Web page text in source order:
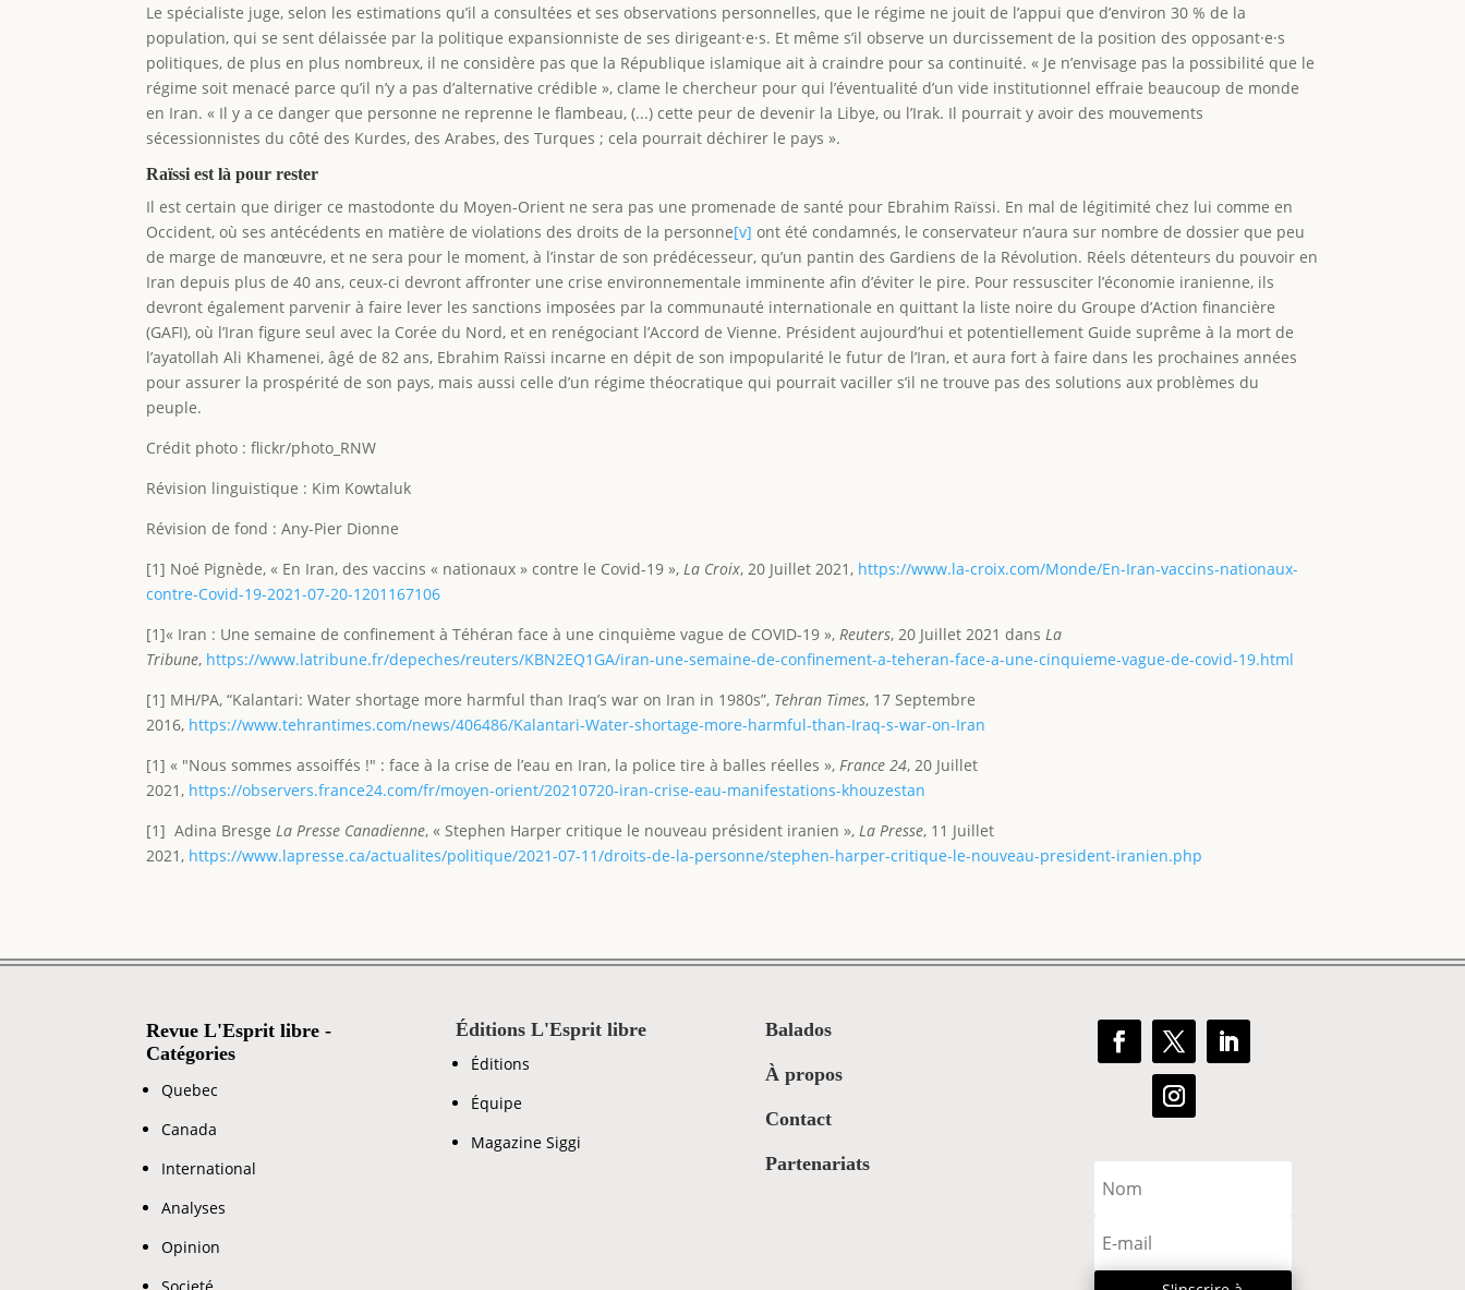
Le spécialiste juge, selon les estimations qu’il a consultées et ses observations personnelles, que le régime ne jouit de l’appui que d’environ 30 % de la
population, qui se sent délaissée par la politique expansionniste de ses dirigeant·e·s. Et même s’il observe un durcissement de la position des opposant·e·s
politiques, de plus en plus nombreux, il ne considère pas que la République islamique ait à craindre pour sa continuité. « Je n’envisage pas la possibilité que le
régime soit menacé parce qu’il n’y a pas d’alternative crédible », clame le chercheur pour qui l’éventualité d’un vide institutionnel effraie beaucoup de monde
en Iran. « Il y a ce danger que personne ne reprenne le flambeau, (...) cette peur de devenir la Libye, ou l’Irak. Il pourrait y avoir des mouvements
sécessionnistes du côté des Kurdes, des Arabes, des Turques ; cela pourrait déchirer le pays ».
Raïssi est là pour rester
Il est certain que diriger ce mastodonte du Moyen-Orient ne sera pas une promenade de santé pour Ebrahim Raïssi. En mal de légitimité chez lui comme en
Occident, où ses antécédents en matière de violations des droits de la personne[v] ont été condamnés, le conservateur n’aura sur nombre de dossier que peu
de marge de manœuvre, et ne sera pour le moment, à l’instar de son prédécesseur, qu’un pantin des Gardiens de la Révolution. Réels détenteurs du pouvoir en
Iran depuis plus de 40 ans, ceux-ci devront affronter une crise environnementale imminente afin d’éviter le pire. Pour ressusciter l’économie iranienne, ils
devront également parvenir à faire lever les sanctions imposées par la communauté internationale en quittant la liste noire du Groupe d’Action financière
(GAFI), où l’Iran figure seul avec la Corée du Nord, et en renégociant l’Accord de Vienne. Président aujourd’hui et potentiellement Guide suprême à la mort de
l’ayatollah Ali Khamenei, âgé de 82 ans, Ebrahim Raïssi incarne en dépit de son impopularité le futur de l’Iran, et aura fort à faire dans les prochaines années
pour assurer la prospérité de son pays, mais aussi celle d’un régime théocratique qui pourrait vaciller s’il ne trouve pas des solutions aux problèmes du
peuple.
Crédit photo : flickr/photo_RNW
Révision linguistique : Kim Kowtaluk
Révision de fond : Any-Pier Dionne
[1] Noé Pignède, « En Iran, des vaccins « nationaux » contre le Covid-19 », La Croix, 20 Juillet 2021, https://www.la-croix.com/Monde/En-Iran-vaccins-nationaux-
contre-Covid-19-2021-07-20-1201167106
[1]« Iran : Une semaine de confinement à Téhéran face à une cinquième vague de COVID-19 », Reuters, 20 Juillet 2021 dans La
Tribune, https://www.latribune.fr/depeches/reuters/KBN2EQ1GA/iran-une-semaine-de-confinement-a-teheran-face-a-une-cinquieme-vague-de-covid-19.html
[1] MH/PA, “Kalantari: Water shortage more harmful than Iraq’s war on Iran in 1980s”, Tehran Times, 17 Septembre
2016, https://www.tehrantimes.com/news/406486/Kalantari-Water-shortage-more-harmful-than-Iraq-s-war-on-Iran
[1] « "Nous sommes assoiffés !" : face à la crise de l’eau en Iran, la police tire à balles réelles », France 24, 20 Juillet
2021, https://observers.france24.com/fr/moyen-orient/20210720-iran-crise-eau-manifestations-khouzestan
[1] Adina Bresge La Presse Canadienne, « Stephen Harper critique le nouveau président iranien », La Presse, 11 Juillet
2021, https://www.lapresse.ca/actualites/politique/2021-07-11/droits-de-la-personne/stephen-harper-critique-le-nouveau-president-iranien.php
Revue L'Esprit libre -
Catégories
Quebec
Canada
International
Analyses
Opinion
Societé
Éditions L'Esprit libre
Éditions
Équipe
Magazine Siggi
Balados
À propos
Contact
Partenariats